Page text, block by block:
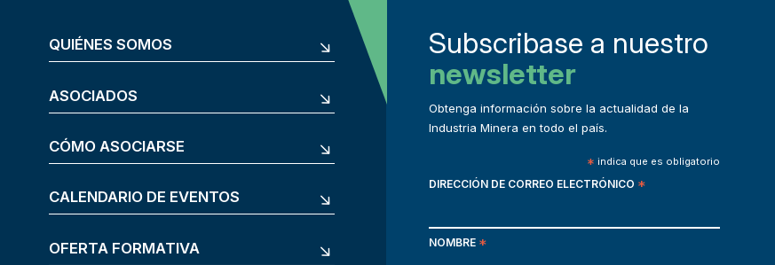
QUIÉNES SOMOS
ASOCIADOS
CÓMO ASOCIARSE
CALENDARIO DE EVENTOS
OFERTA FORMATIVA
Subscribase a nuestro
newsletter
Obtenga información sobre la actualidad de la
Industria Minera en todo el país.
* indica que es obligatorio
DIRECCIÓN DE CORREO ELECTRÓNICO *
NOMBRE *